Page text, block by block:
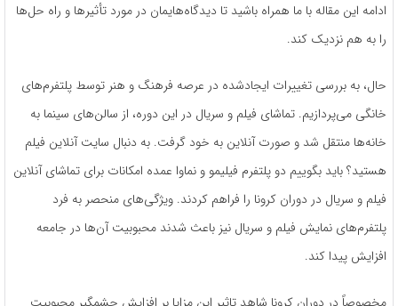
ادامه این مقاله با ما همراه باشید تا دیدگاه‌هایمان در مورد تأثیرها و راه حل‌ها
را به هم نزدیک کند.
حال، به بررسی تغییرات ایجادشده در عرصه فرهنگ و هنر توسط پلتفرم‌های
خانگی می‌پردازیم. تماشای فیلم و سریال در این دوره، از سالن‌های سینما به
خانه‌ها منتقل شد و صورت آنلاین به خود گرفت. به دنبال سایت آنلاین فیلم
هستید؟ باید بگوییم دو پلتفرم فیلیمو و نماوا عمده امکانات برای تماشای آنلاین
فیلم و سریال در دوران کرونا را فراهم کردند. ویژگی‌های منحصر به فرد
پلتفرم‌های نمایش فیلم و سریال نیز باعث شدند محبوبیت آن‌ها در جامعه
افزایش پیدا کند.